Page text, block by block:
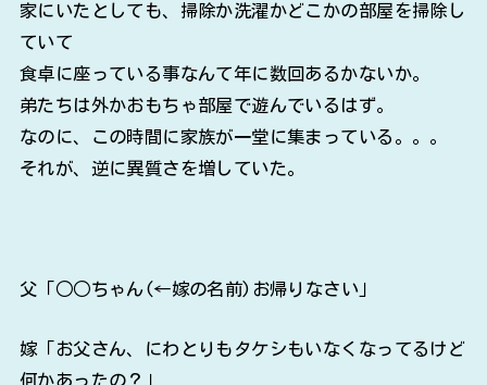
家にいたとしても、掃除か洗濯かどこかの部屋を掃除し
ていて
食卓に座っている事なんて年に数回あるかないか。
弟たちは外かおもちゃ部屋で遊んでいるはず。
なのに、この時間に家族が一堂に集まっている。。。
それが、逆に異質さを増していた。
父「○○ちゃん(←嫁の名前)お帰りなさい」
嫁「お父さん、にわとりもタケシもいなくなってるけど
何かあったの？」